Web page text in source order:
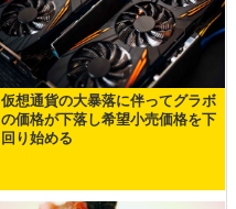
仮想通貨の大暴落に伴ってグラボ
の価格が下落し希望小売価格を下
回り始める